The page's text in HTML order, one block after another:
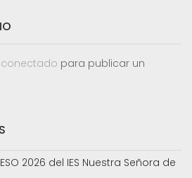
conectado para publicar un
2026 del IES Nuestra Señora de